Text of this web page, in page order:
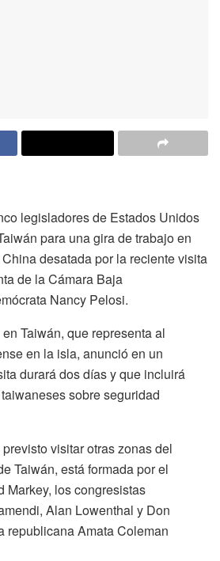
legisladores de Estados Unidos
para una gira de trabajo en
desatada por la reciente visita
de la Cámara Baja
Nancy Pelosi.
Taiwán, que representa al
en la isla, anunció en un
durará dos días y que incluirá
sobre seguridad
visitar otras zonas del
Taiwán, está formada por el
Markey, los congresistas
Alan Lowenthal y Don
republicana Amata Coleman